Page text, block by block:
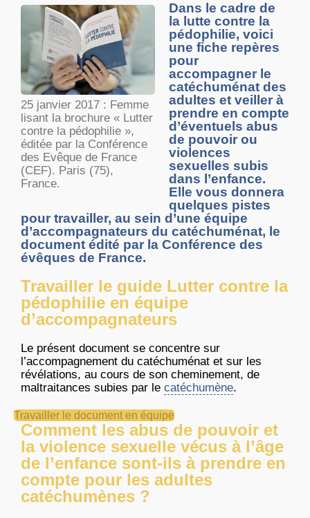
25 janvier 2017 : Femme
lisant la brochure « Lutter
contre la pédophilie »,
éditée par la Conférence
des Evêque de France
(CEF). Paris (75),
France.
Dans le cadre de
la lutte contre la
pédophilie, voici
une fiche repères
pour
accompagner le
catéchuménat des
adultes et veiller à
prendre en compte
d’éventuels abus
de pouvoir ou
violences
sexuelles subis
dans l’enfance.
Elle vous donnera
quelques pistes
pour travailler, au sein d’une équipe
d’accompagnateurs du catéchuménat, le
document édité par la Conférence des
évêques de France.
Travailler le guide Lutter contre la
pédophilie en équipe
d’accompagnateurs
Le présent document se concentre sur
l’accompagnement du catéchuménat et sur les
révélations, au cours de son cheminement, de
maltraitances subies par le catéchumène.
Travailler le document en équipe
Comment les abus de pouvoir et
la violence sexuelle vécus à l’âge
de l’enfance sont-ils à prendre en
compte pour les adultes
catéchumènes ?